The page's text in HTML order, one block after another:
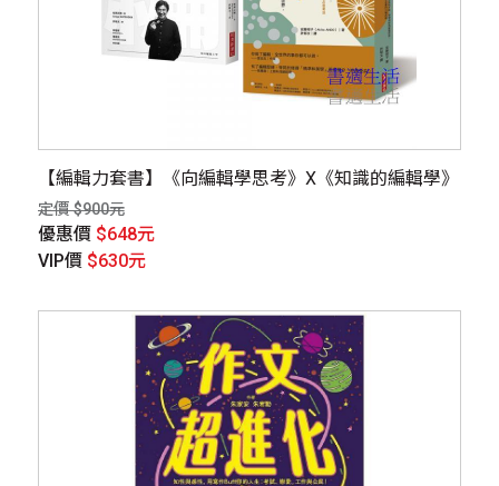
【編輯力套書】《向編輯學思考》X《知識的編輯學》
定價 $900元
優惠價 $648元
VIP價 $630元